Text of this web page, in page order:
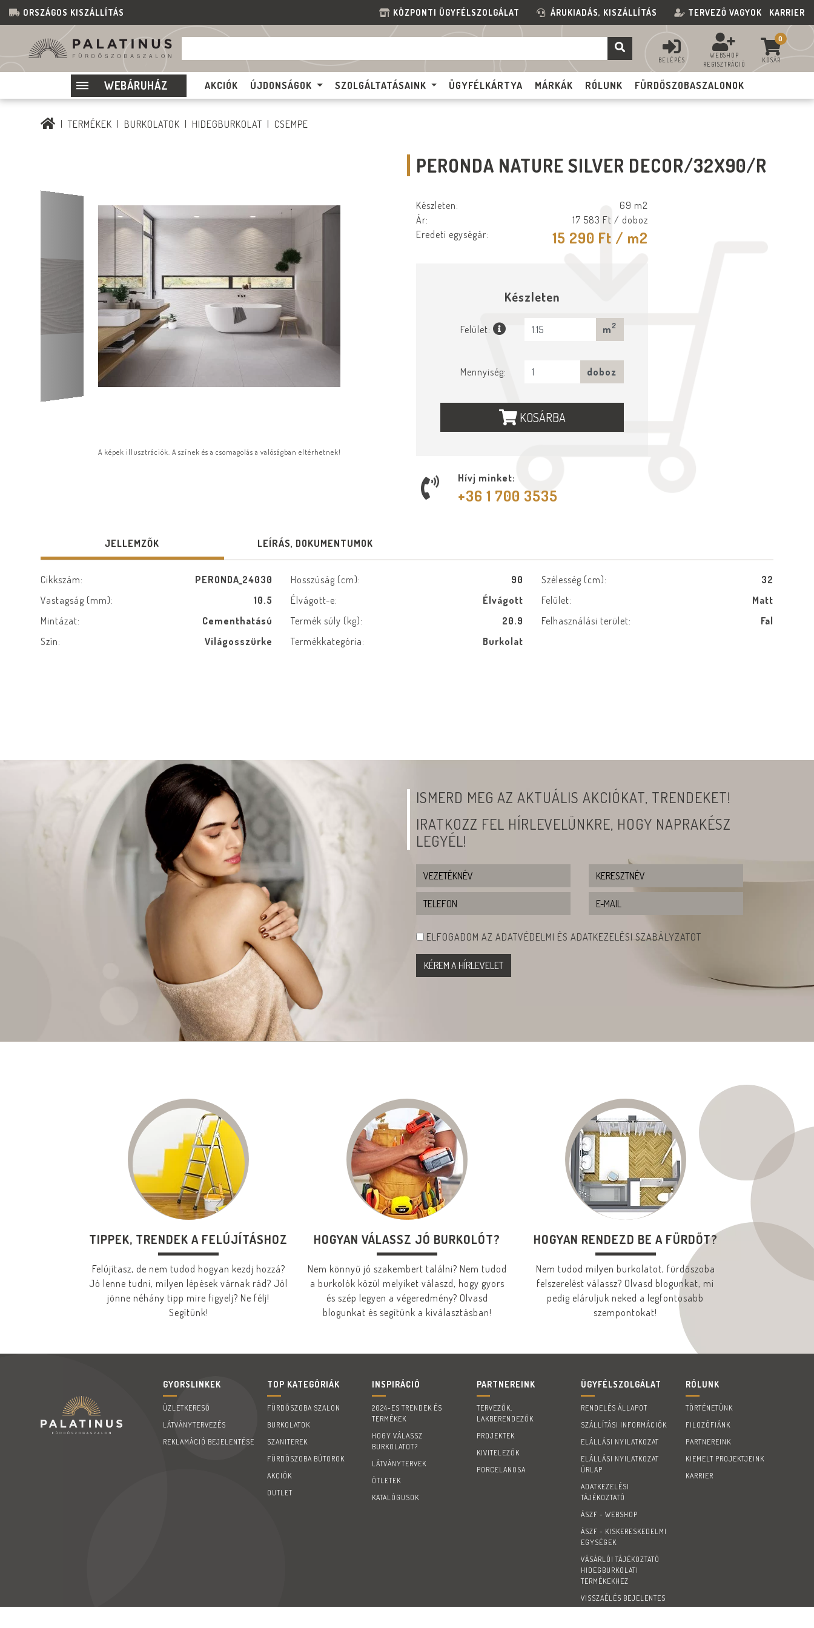
ORSZÁGOS KISZÁLLÍTÁS KÖZPONTI ÜGYFÉLSZOLGÁLAT ÁRUKIADÁS, KISZÁLLÍTÁS TERVEZŐ VAGYOK KARRIER
BELÉPÉS
WEBSHOP
REGISZTRÁCIÓ
0
KOSÁR
WEBÁRUHÁZ AKCIÓK ÚJDONSÁGOK SZOLGÁLTATÁSAINK ÜGYFÉLKÁRTYA MÁRKÁK RÓLUNK FÜRDŐSZOBASZALONOK
TERMÉKEK BURKOLATOK HIDEGBURKOLAT CSEMPE
A képek illusztrációk. A színek és a csomagolás a valóságban eltérhetnek!
PERONDA NATURE SILVER DECOR/32X90/R
Készleten:
69 m2
Ár:
17 583 Ft / doboz
Eredeti egységár:
15 290 Ft / m2
Készleten
Felület: m 2
Mennyiség: doboz
KOSÁRBA
Hívj minket:
+36 1 700 3535
JELLEMZŐK LEÍRÁS, DOKUMENTUMOK
Cikkszám: PERONDA_24030 Hosszúság (cm): 90 Szélesség (cm):
32
Vastagság (mm):
10.5 Élvágott-e: Élvágott Felület:
Matt
Mintázat:
Cementhatású Termék súly (kg): 20.9 Felhasználási terület:
Fal
Szín:
Világosszürke Termékkategória: Burkolat
ISMERD MEG AZ AKTUÁLIS AKCIÓKAT, TRENDEKET!
IRATKOZZ FEL HÍRLEVELÜNKRE, HOGY NAPRAKÉSZ
LEGYÉL!
ELFOGADOM AZ ADATVÉDELMI ÉS ADATKEZELÉSI SZABÁLYZATOT
TIPPEK, TRENDEK A FELÚJÍTÁSHOZ
Felújítasz, de nem tudod hogyan kezdj hozzá?
Jó lenne tudni, milyen lépések várnak rád? Jól
jönne néhány tipp mire figyelj? Ne félj!
Segítünk!
HOGYAN VÁLASSZ JÓ BURKOLÓT?
Nem könnyű jó szakembert találni? Nem tudod
a burkolók közül melyiket válaszd, hogy gyors
és szép legyen a végeredmény? Olvasd
blogunkat és segítünk a kiválasztásban!
HOGYAN RENDEZD BE A FÜRDŐT?
Nem tudod milyen burkolatot, fürdőszoba
felszerelést válassz? Olvasd blogunkat, mi
pedig eláruljuk neked a legfontosabb
szempontokat!
GYORSLINKEK
ÜZLETKERESŐ
LÁTVÁNYTERVEZÉS
REKLAMÁCIÓ BEJELENTÉSE
TOP KATEGÓRIÁK
FÜRDŐSZOBA SZALON
BURKOLATOK
SZANITEREK
FÜRDÖSZOBA BÚTOROK
AKCIÓK
OUTLET
INSPIRÁCIÓ
2024-ES TRENDEK ÉS
TERMÉKEK
HOGY VÁLASSZ
BURKOLATOT?
LÁTVÁNYTERVEK
ÖTLETEK
KATALÓGUSOK
PARTNEREINK
TERVEZŐK,
LAKBERENDEZŐK
PROJEKTEK
KIVITELEZŐK
PORCELANOSA
ÜGYFÉLSZOLGÁLAT
RENDELÉS ÁLLAPOT
SZÁLLÍTÁSI INFORMÁCIÓK
ELÁLLÁSI NYILATKOZAT
ELÁLLÁSI NYILATKOZAT
ŰRLAP
ADATKEZELÉSI
TÁJÉKOZTATÓ
ÁSZF - WEBSHOP
ÁSZF - KISKERESKEDELMI
EGYSÉGEK
VÁSÁRLÓI TÁJÉKOZTATÓ
HIDEGBURKOLATI
TERMÉKEKHEZ
VISSZAÉLÉS BEJELENTES
RÓLUNK
TÖRTÉNETÜNK
FILOZÓFIÁNK
PARTNEREINK
KIEMELT PROJEKTJEINK
KARRIER